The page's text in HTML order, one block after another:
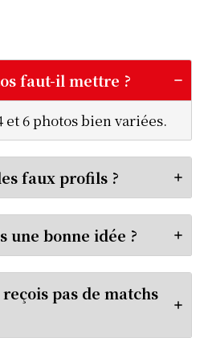
faut-il mettre ?
6 photos bien variées.
faux profils ?
une bonne idée ?
pas de matchs